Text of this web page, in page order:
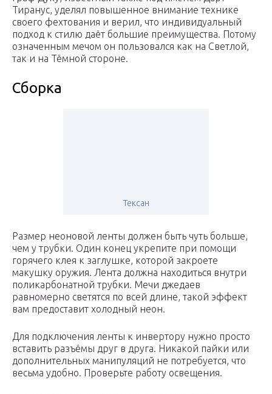
Тиранус, уделял повышенное внимание технике
своего фехтования и верил, что индивидуальный
подход к стилю даёт большие преимущества. Потому
означенным мечом он пользовался как на Светлой,
так и на Тёмной стороне.
Сборка
Тексан
Размер неоновой ленты должен быть чуть больше,
чем у трубки. Один конец укрепите при помощи
горячего клея к заглушке, которой закроете
макушку оружия. Лента должна находиться внутри
поликарбонатной трубки. Мечи джедаев
равномерно светятся по всей длине, такой эффект
вам предоставит холодный неон.
Для подключения ленты к инвертору нужно просто
вставить разъёмы друг в друга. Никакой пайки или
дополнительных манипуляций не потребуется, что
весьма удобно. Проверьте работу освещения.